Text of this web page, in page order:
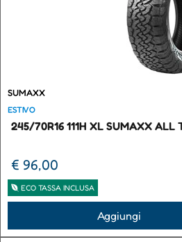
SUMAXX
ESTIVO
245/70R16 111H XL SUMAXX ALL
€ 96,00
ECO TASSA INCLUSA
Aggiungi